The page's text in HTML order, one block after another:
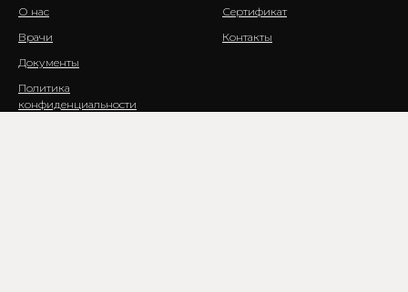
О нас
Врачи
Документы
Политика
конфиденциальности
Сертификат
Контакты